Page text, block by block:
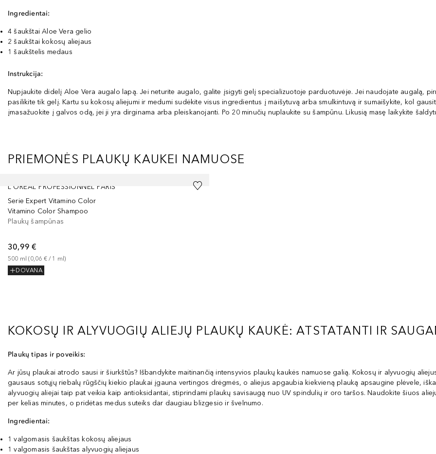
Ingredientai:
4 šaukštai Aloe Vera gelio
2 šaukštai kokosų aliejaus
1 šaukštelis medaus
Instrukcija:
Nupjaukite didelį Aloe Vera augalo lapą. Jei neturite augalo, galite įsigyti gelį specializuotoje parduotuvėje. Jei naudojate augalą,
pasilikite tik gelį. Kartu su kokosų aliejumi ir medumi sudėkite visus ingredientus į maišytuvą arba smulkintuvą ir sumaišykite, kol
įmasažuokite į galvos odą, jei ji yra dirginama arba pleiskanojanti. Po 20 minučių nuplaukite su šampūnu. Likusią masę laikykite
PRIEMONĖS PLAUKŲ KAUKEI NAMUOSE
L´ORÉAL PROFESSIONNEL PARIS
Serie Expert Vitamino Color
Vitamino Color Shampoo
Plaukų šampūnas
30,99 €
500 ml (0,06 € / 1 ml)
DOVANA
KOKOSŲ IR ALYVUOGIŲ ALIEJŲ PLAUKŲ KAUKĖ: ATSTATANTI IR
Plaukų tipas ir poveikis:
Ar jūsų plaukai atrodo sausi ir šiurkštūs? Išbandykite maitinančią intensyvios plaukų kaukės namuose galią. Kokosų ir alyvuogių
gausaus sotųjų riebalų rūgščių kiekio plaukai įgauna vertingos drėgmės, o aliejus apgaubia kiekvieną plauką apsaugine plėvele,
alyvuogių aliejai taip pat veikia kaip antioksidantai, stiprindami plaukų savisaugą nuo UV spindulių ir oro taršos. Naudokite šiuos
per kelias minutes, o pridėtas medus suteiks dar daugiau blizgesio ir švelnumo.
Ingredientai:
1 valgomasis šaukštas kokosų aliejaus
1 valgomasis šaukštas alyvuogių aliejaus